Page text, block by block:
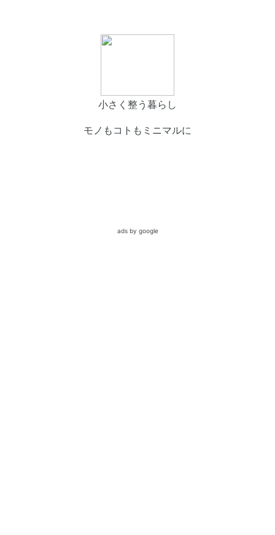
小さく整う暮らし
モノもコトもミニマルに
ads by google